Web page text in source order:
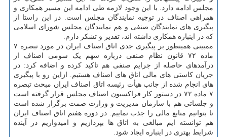
مجلس ادامه دارد. با این وجود لازمه طی ادامه این مسیر همکاری و
همراهی اصناف در توجیه نمایندگان مجلس است. در این راستا از
پیگیری های نمایندگان صنفی و هم نمایندگان مجلس شورای اسلامی
که در اینباره همکاری داشته اند، تقدیر و تشکر دارم.
ممبینی همینطور بر پیگیری جدی اتاق اصناف ایران در مورد تبصره ۷
ماده ۷۲ قانون نظام صنفی درباره سهم یک سومی اصناف از
درآمدهای حاصله از جرایم صنفی هم تاکید کرده و اضافه کرد: در
جریان کاستی های مالی اتاق های اصناف هستیم. ازاین رو با پیگیری
های انجام شده از جانب هیأت رئیسه اتاق اصناف ایران مبحث تبصره
۷ ماده ۷۲ در دستور کار فراکسیون اصناف مجلس قرار گرفته است
و جلساتی هم با سازمان مدیریت و وزارت صمت برگزار شده است
تا بتوانیم منابع مالی را جذب نماییم. در دوره هفتم اتاق اصناف ایران
هم توانسته ایم مبالغی به اتاق ها بپردازیم و امیدواریم در آینده
شرایط بهتری در اینباره ایجاد شود.